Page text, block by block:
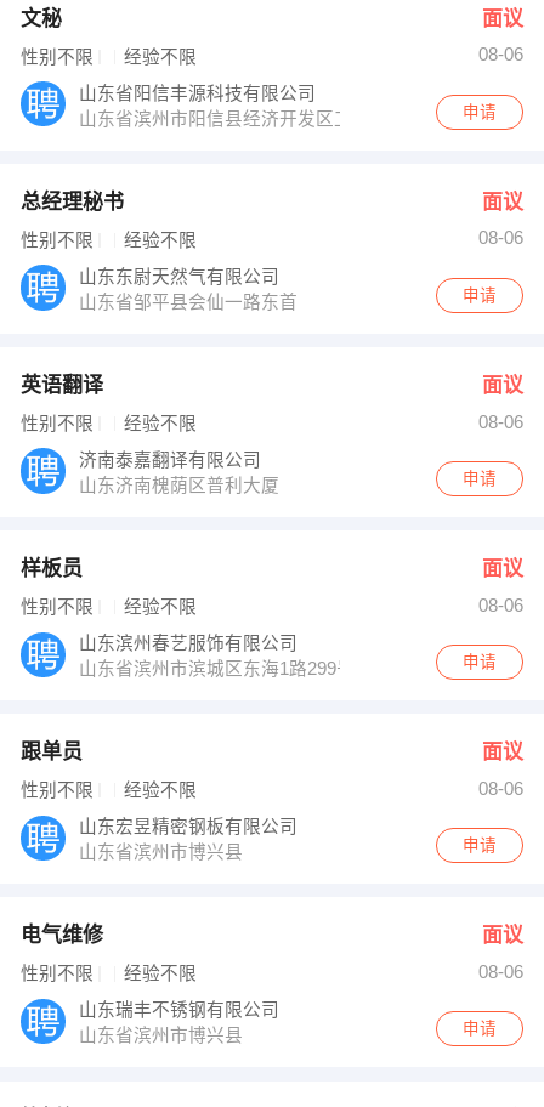
文秘 面议
性别不限 经验不限
08-06
山东省阳信丰源科技有限公司
山东省滨州市阳信县经济开发区工业七路
申请
总经理秘书 面议
性别不限 经验不限
08-06
山东东尉天然气有限公司
山东省邹平县会仙一路东首
申请
英语翻译 面议
性别不限 经验不限
08-06
济南泰嘉翻译有限公司
山东济南槐荫区普利大厦
申请
样板员 面议
性别不限 经验不限
08-06
山东滨州春艺服饰有限公司
山东省滨州市滨城区东海1路299号
申请
跟单员 面议
性别不限 经验不限
08-06
山东宏昱精密钢板有限公司
山东省滨州市博兴县
申请
电气维修 面议
性别不限 经验不限
08-06
山东瑞丰不锈钢有限公司
山东省滨州市博兴县
申请